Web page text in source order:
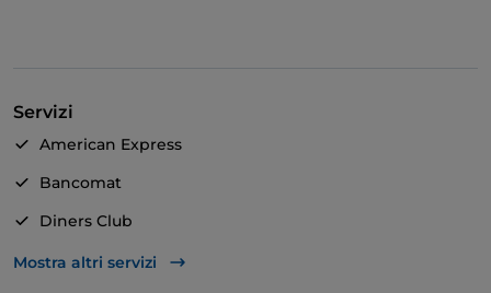
Servizi
American Express
Bancomat
Diners Club
Mastercard
Mostra altri servizi